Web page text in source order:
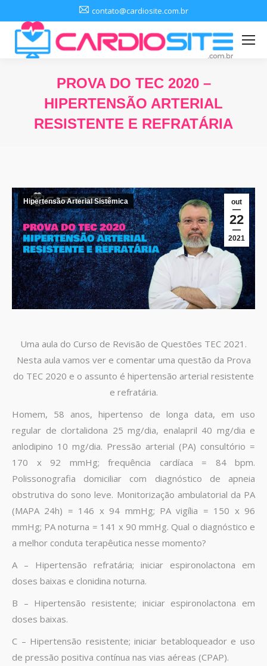
contato@cardiosite.com.br
PROVA DO TEC 2020 –
HIPERTENSÃO ARTERIAL
RESISTENTE E REFRATÁRIA
out
22
2021
Hipertensão Arterial Sistêmica
Uma aula do Curso de Revisão de Questões TEC 2021.
Nesta aula vamos ver e comentar uma questão da Prova
do TEC 2020 e o assunto é hipertensão arterial resistente
e refratária.
Homem, 58 anos, hipertenso de longa data, em uso
regular de clortalidona 25 mg/dia, enalapril 40 mg/dia e
anlodipino 10 mg/dia. Pressão arterial (PA) consultório =
170 x 92 mmHg; frequência cardíaca = 84 bpm.
Polissonografia domiciliar com diagnóstico de apneia
obstrutiva do sono leve. Monitorização ambulatorial da PA
(MAPA 24h) = 146 x 94 mmHg; PA vigília = 150 x 96
mmHg; PA noturna = 141 x 90 mmHg. Qual o diagnóstico e
a melhor conduta terapêutica nesse momento?
A – Hipertensão refratária; iniciar espironolactona em
doses baixas e clonidina noturna.
B – Hipertensão resistente; iniciar espironolactona em
doses baixas.
C – Hipertensão resistente; iniciar betabloqueador e uso
de pressão positiva contínua nas vias aéreas (CPAP).